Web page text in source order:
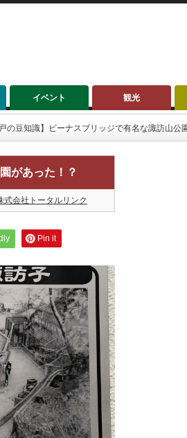
イベント 観光
戸の豆知識】ビーナスブリッジで有名な諏訪山公
があった！？
式会社トータルリンク
Pin it